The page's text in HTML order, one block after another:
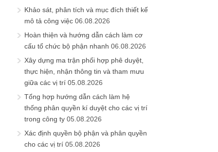
Khảo sát, phân tích và mục đích thiết kế
mô tả công việc 06.08.2026
Hoàn thiện và hướng dẫn cách làm cơ
cấu tổ chức bộ phận nhanh 06.08.2026
Xây dựng ma trận phối hợp phê duyệt,
thực hiện, nhận thông tin và tham mưu
giữa các vị trí 05.08.2026
Tổng hợp hướng dẫn cách làm hệ
thống phân quyền kí duyệt cho các vị trí
trong công ty 05.08.2026
Xác định quyền bộ phận và phân quyền
cho các vị trí 05.08.2026